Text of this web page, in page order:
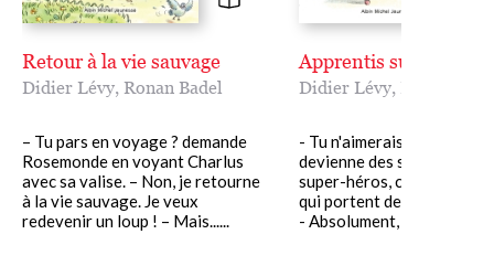
Retour à la vie sauvage
Didier Lévy, Ronan Badel
– Tu pars en voyage ? demande
Rosemonde en voyant Charlus
avec sa valise. – Non, je retourne
à la vie sauvage. Je veux
redevenir un loup ! – Mais......
Apprentis super-
Didier Lévy, Ronan
- Tu n'aimerais pas qu'on
devienne des super-héros
super-héros, c'est bien des
qui portent des tenues
- Absolument, Charlus ! -